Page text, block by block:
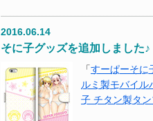
2016.06.14
そに子グッズを追加しました♪
「すーぱーそに
ルミ製モバイル
子 チタン製タ